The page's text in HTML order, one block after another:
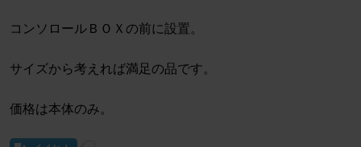
コンソロールＢＯＸの前に設置。
サイズから考えれば満足の品です。
価格は本体のみ。